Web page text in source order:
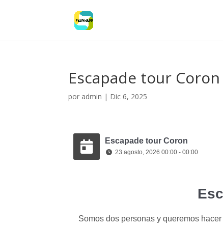
Escapade tour Coron
por admin | Dic 6, 2025
Escapade tour Coron
23 agosto, 2026 00:00 - 00:00
Somos dos personas y queremos